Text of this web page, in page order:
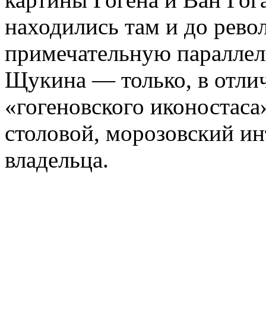
находились там и до
примечательную
Щукина — только, в
«гогеновского
столовой, морозовский
владельца.